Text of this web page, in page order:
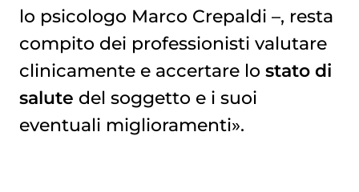
lo psicologo Marco Crepaldi –, resta
compito dei professionisti valutare
clinicamente e accertare lo stato di
salute del soggetto e i suoi
eventuali miglioramenti».